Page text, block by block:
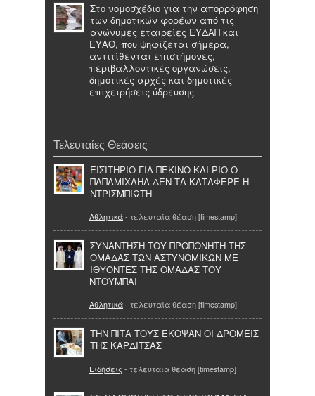
Στο νομοσχέδιο για την απορρόφηση
των δημοτικών φορέων από τις
ανώνυμες εταιρείες ΕΥΔΑΠ και
ΕΥΑΘ, που ψηφίζεται σήμερα,
αντιτίθενται επιστήμονες,
περιβαλλοντικές οργανώσεις,
δημοτικές αρχές και δημοτικές
επιχειρήσεις ύδρευσης
Τελευταίες Θεάσεις
ΕΙΣΙΤΗΡΙΟ ΓΙΑ ΠΕΚΙΝΟ ΚΑΙ ΡΙΟ Ο
ΠΑΠΑΜΙΧΑΗΛ ΔΕΝ ΤΑ ΚΑΤΑΦΕΡΕ Η
ΝΤΡΙΣΜΠΙΩΤΗ
Αθλητικά- τελευταία θέαση [timestamp]
ΣΥΝΑΝΤΗΣΗ ΤΟΥ ΠΡΟΠΟΝΗΤΗ ΤΗΣ
ΟΜΑΔΑΣ ΤΩΝ ΑΣΤΥΝΟΜΙΚΩΝ ΜΕ
ΙΘΥΟΝΤΕΣ ΤΗΣ ΟΜΑΔΑΣ ΤΟΥ
ΝΤΟΥΜΠΑΙ
Αθλητικά- τελευταία θέαση [timestamp]
TΗΝ ΠΙΤΑ ΤΟΥΣ ΕΚΟΨΑΝ ΟΙ ΔΡΟΜΕΙΣ
ΤΗΣ ΚΑΡΔΙΤΣΑΣ
Ειδήσεις - τελευταία θέαση [timestamp]